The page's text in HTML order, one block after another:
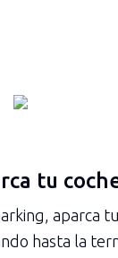
tu
aparca
hasta la